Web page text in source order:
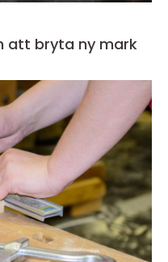
att bryta ny mark